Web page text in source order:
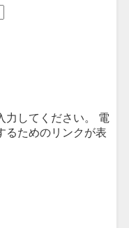
力してください。 電
るためのリンクが表